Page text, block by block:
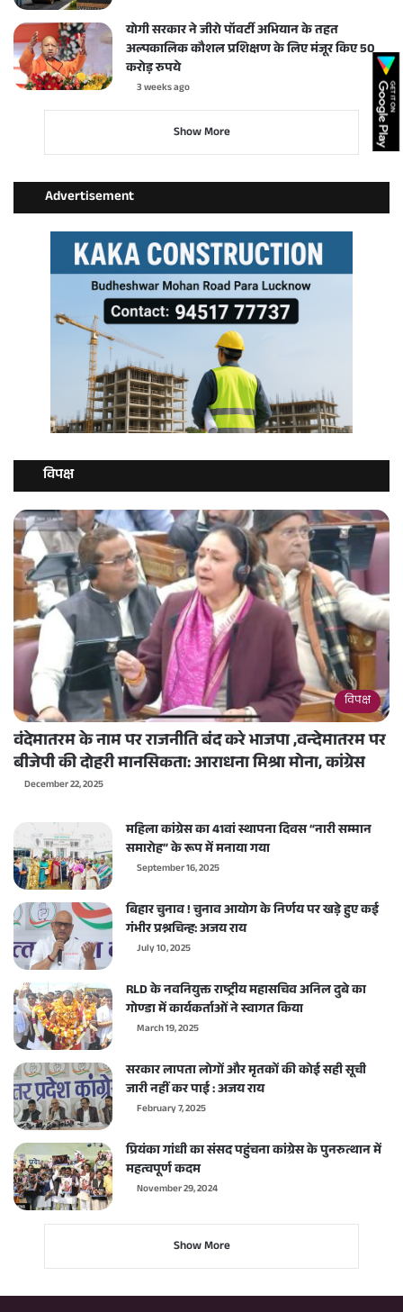
योगी सरकार ने जीरो पॉवर्टी अभियान के तहत
अल्पकालिक कौशल प्रशिक्षण के लिए मंजूर किए 50
करोड़ रुपये
3 weeks ago
Show More
Advertisement
विपक्ष
विपक्ष
वंदेमातरम के नाम पर राजनीति बंद करे भाजपा ,वन्देमातरम पर
बीजेपी की दोहरी मानसिकता: आराधना मिश्रा मोना, कांग्रेस
December 22, 2025
महिला कांग्रेस का 41वां स्थापना दिवस “नारी सम्मान
समारोह” के रूप में मनाया गया
September 16, 2025
बिहार चुनाव ! चुनाव आयोग के निर्णय पर खड़े हुए कई
गंभीर प्रश्नचिन्ह: अजय राय
July 10, 2025
RLD के नवनियुक्त राष्ट्रीय महासचिव अनिल दुबे का
गोण्डा में कार्यकर्ताओं ने स्वागत किया
March 19, 2025
सरकार लापता लोगों और मृतकों की कोई सही सूची
जारी नहीं कर पाई : अजय राय
February 7, 2025
प्रियंका गांधी का संसद पहुंचना कांग्रेस के पुनरुत्थान में
महत्वपूर्ण कदम
November 29, 2024
Show More